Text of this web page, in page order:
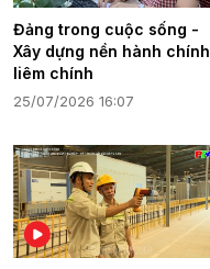
Đảng trong cuộc sống -
Xây dựng nền hành chính
liêm chính
25/07/2026 16:07